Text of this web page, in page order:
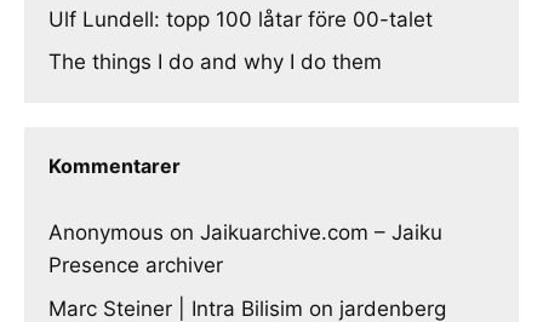
Ulf Lundell: topp 100 låtar före 00-talet
The things I do and why I do them
Kommentarer
Anonymous on Jaikuarchive.com – Jaiku
Presence archiver
Marc Steiner | Intra Bilisim on jardenberg